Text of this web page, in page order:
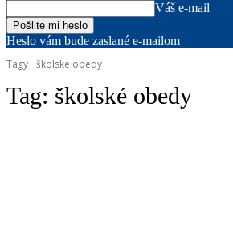
Váš e-mail
Heslo vám bude zaslané e-mailom
Tagy školské obedy
Tag: školské obedy